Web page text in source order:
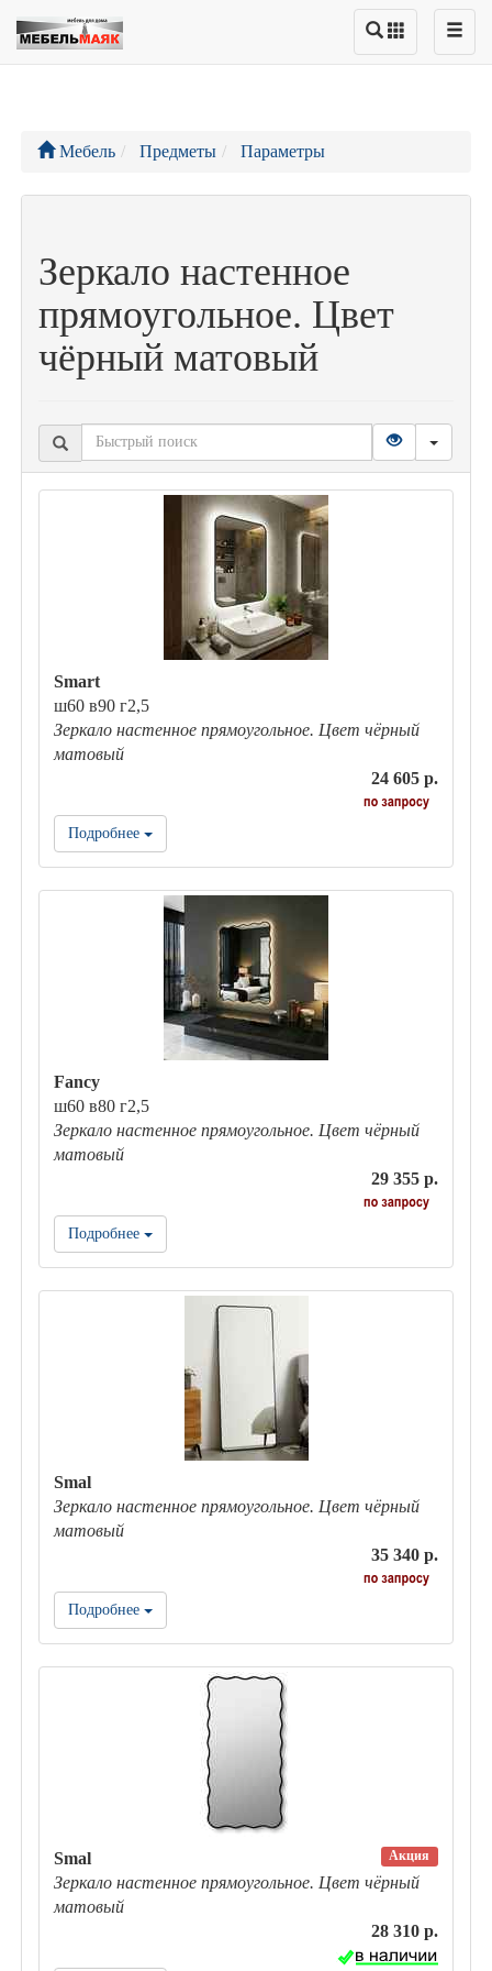
Мебель Предметы Параметры
Зеркало настенное
прямоугольное. Цвет
чёрный матовый
Smart
ш60 в90 г2,5
Зеркало настенное прямоугольное. Цвет чёрный
матовый
24 605 р.
Подробнее
Fancy
ш60 в80 г2,5
Зеркало настенное прямоугольное. Цвет чёрный
матовый
29 355 р.
Подробнее
Smal
Зеркало настенное прямоугольное. Цвет чёрный
матовый
35 340 р.
Подробнее
Акция
Smal
Зеркало настенное прямоугольное. Цвет чёрный
матовый
28 310 р.